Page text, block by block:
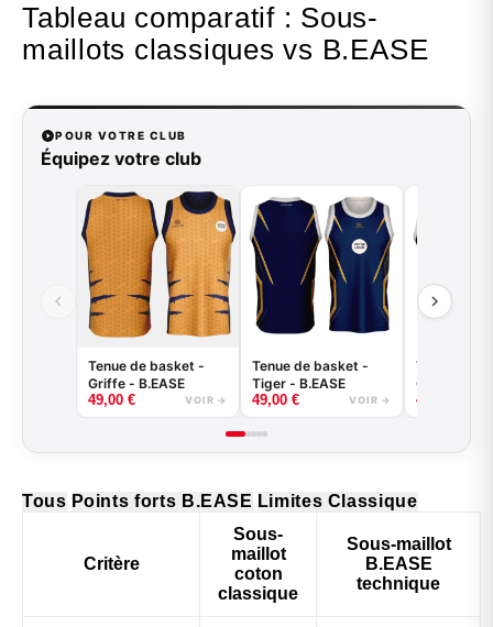
Tableau comparatif : Sous-
maillots classiques vs B.EASE
POUR VOTRE CLUB
Équipez votre club
Tenue de basket -
Griffe - B.EASE
49,00 € VOIR →
Tenue de basket -
Tiger - B.EASE
49,00 € VOIR →
Tenue de
Claw -
49,00
Tous Points forts B.EASE Limites Classique
Critère
Sous-
maillot
coton
classique
Sous-maillot
B.EASE
technique